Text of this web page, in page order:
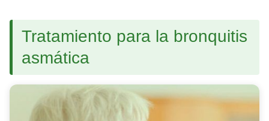
Tratamiento para la bronquitis
asmática